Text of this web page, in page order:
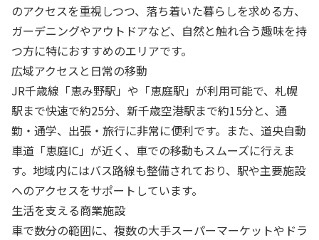
のアクセスを重視しつつ、落ち着いた暮らしを求める方、
ガーデニングやアウトドアなど、自然と触れ合う趣味を持
つ方に特におすすめのエリアです。
広域アクセスと日常の移動
JR千歳線「恵み野駅」や「恵庭駅」が利用可能で、札幌
駅まで快速で約25分、新千歳空港駅まで約15分と、通
勤・通学、出張・旅行に非常に便利です。また、道央自動
車道「恵庭IC」が近く、車での移動もスムーズに行えま
す。地域内にはバス路線も整備されており、駅や主要施設
へのアクセスをサポートしています。
生活を支える商業施設
車で数分の範囲に、複数の大手スーパーマーケットやドラ